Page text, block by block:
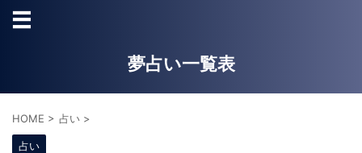
夢占い一覧表
HOME > 占い >
占い